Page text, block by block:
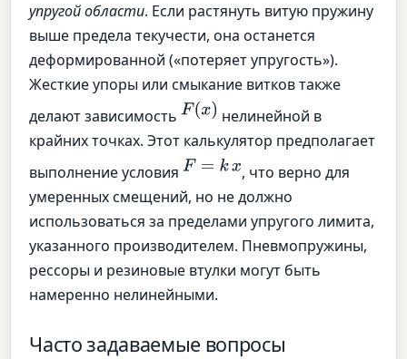
упругой области. Если растянуть витую пружину
выше предела текучести, она останется
деформированной («потеряет упругость»).
Жесткие упоры или смыкание витков также
делают зависимостьF(x)
нелинейной в
крайних точках. Этот калькулятор предполагает
выполнение условияF= kx
, что верно для
умеренных смещений, но не должно
использоваться за пределами упругого лимита,
указанного производителем. Пневмопружины,
рессоры и резиновые втулки могут быть
намеренно нелинейными.
Часто задаваемые вопросы